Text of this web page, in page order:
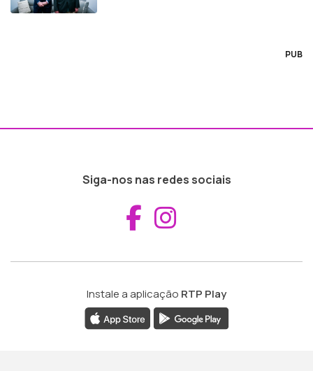
PUB
Siga-nos nas redes sociais
Aceder ao
Instale a aplicação RTP Play